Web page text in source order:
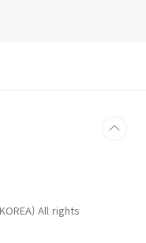
All rights